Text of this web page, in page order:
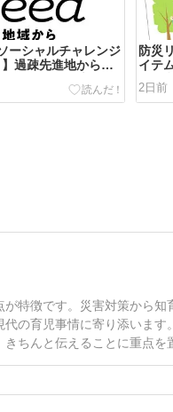
ーシャルチャレンジ
】過疎先進地から
年」をつくる新たな
プログラムとは？
防災
イテ
見も
2日前
特徴です。災害対策から知
の育児事情に寄り添います
ちんと伝えることに重点を